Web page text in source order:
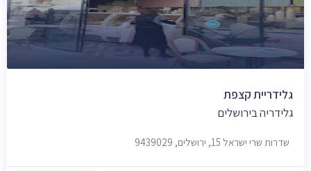
גלידריית קצפת
גלידריה בירושלים
שדרות שרי ישראל 15, ירושלים, 9439029